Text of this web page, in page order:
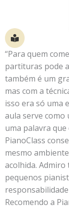
“Para quem
partituras pode
também é um
mas com a
isso era só uma
aula serve
uma palavra
PianoClass
mesmo
acolhida.
pequenos
Recomendo a